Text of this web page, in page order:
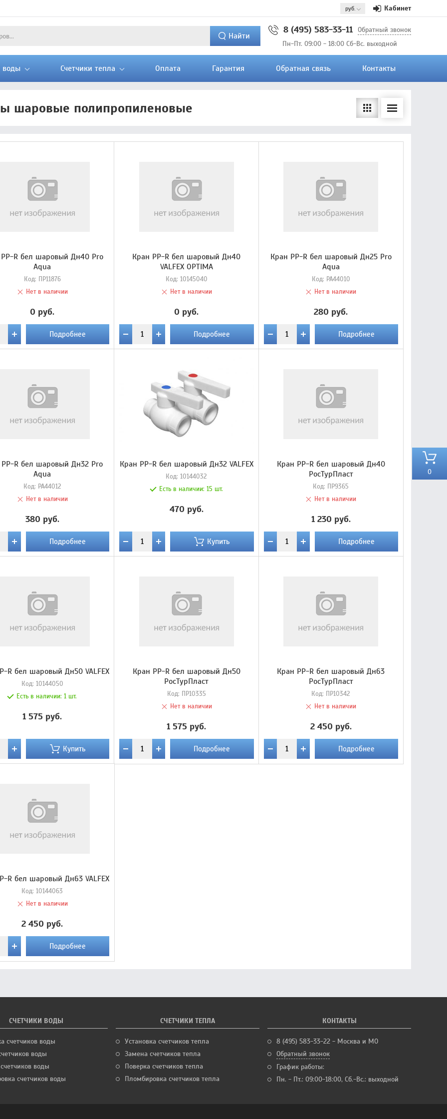
Кабинет
Найти
8 (495) 583-33-11 Обратный звонок
Пн-Пт. 09:00 - 18:00 Сб-Вс. выходной
воды Счетчики тепла Оплата Гарантия Обратная связь Контакты
0
шаровые полипропиленовые
R бел шаровый Дн40 Pro
Aqua
Код: ПР11876
Нет в наличии
0 руб.
Подробнее
Кран PP-R бел шаровый Дн40
VALFEX OPTIMA
Код: 10145040
Нет в наличии
0 руб.
Подробнее
Кран PP-R бел шаровый Дн25 Pro
Aqua
Код: РА44010
Нет в наличии
280 руб.
Подробнее
R бел шаровый Дн32 Pro
Aqua
Код: РА44012
Нет в наличии
380 руб.
Подробнее
Кран PP-R бел шаровый Дн32 VALFEX
Код:10144032
Есть в наличии: 15 шт.
470 руб.
Купить
Кран PP-R бел шаровый Дн40
РосТурПласт
Код: ПР9365
Нет в наличии
1 230 руб.
Подробнее
R бел шаровый Дн50 VALFEX
Код: 10144050
Есть в наличии:1 шт.
1 575 руб.
Купить
Кран PP-R бел шаровый Дн50
РосТурПласт
Код: ПР10335
Нет в наличии
1 575 руб.
Подробнее
Кран PP-R бел шаровый Дн63
РосТурПласт
Код: ПР10342
Нет в наличии
2 450 руб.
Подробнее
R бел шаровый Дн63 VALFEX
Код:10144063
Нет в наличии
2 450 руб.
Подробнее
СЧЕТЧИКИ ВОДЫ
счетчиков воды
воды
воды
счетчиков воды
СЧЕТЧИКИ ТЕПЛА
Установка счетчиков тепла
Замена счетчиков тепла
Поверка счетчиков тепла
Пломбировка счетчиков тепла
КОНТАКТЫ
8 (495) 583-33-22 - Москва и МО
Обратный звонок
График работы:
Пн. - Пт.: 09:00-18:00, Сб.-Вс.: выходной